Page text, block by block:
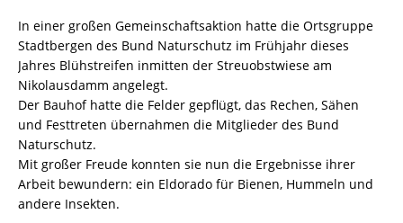
In einer großen Gemeinschaftsaktion hatte die Ortsgruppe
Stadtbergen des Bund Naturschutz im Frühjahr dieses
Jahres Blühstreifen inmitten der Streuobstwiese am
Nikolausdamm angelegt.
Der Bauhof hatte die Felder gepflügt, das Rechen, Sähen
und Festtreten übernahmen die Mitglieder des Bund
Naturschutz.
Mit großer Freude konnten sie nun die Ergebnisse ihrer
Arbeit bewundern: ein Eldorado für Bienen, Hummeln und
andere Insekten.